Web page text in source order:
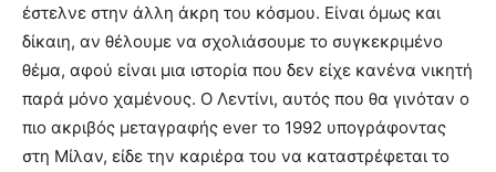
έστελνε στην άλλη άκρη του κόσμου. Είναι όμως και
δίκαιη, αν θέλουμε να σχολιάσουμε το συγκεκριμένο
θέμα, αφού είναι μια ιστορία που δεν είχε κανένα νικητή
παρά μόνο χαμένους. Ο Λεντίνι, αυτός που θα γινόταν ο
πιο ακριβός μεταγραφής ever το 1992 υπογράφοντας
στη Μίλαν, είδε την καριέρα του να καταστρέφεται το